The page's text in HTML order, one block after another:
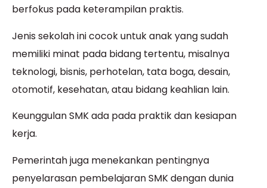
berfokus pada keterampilan praktis.
Jenis sekolah ini cocok untuk anak yang sudah
memiliki minat pada bidang tertentu, misalnya
teknologi, bisnis, perhotelan, tata boga, desain,
otomotif, kesehatan, atau bidang keahlian lain.
Keunggulan SMK ada pada praktik dan kesiapan
kerja.
Pemerintah juga menekankan pentingnya
penyelarasan pembelajaran SMK dengan dunia